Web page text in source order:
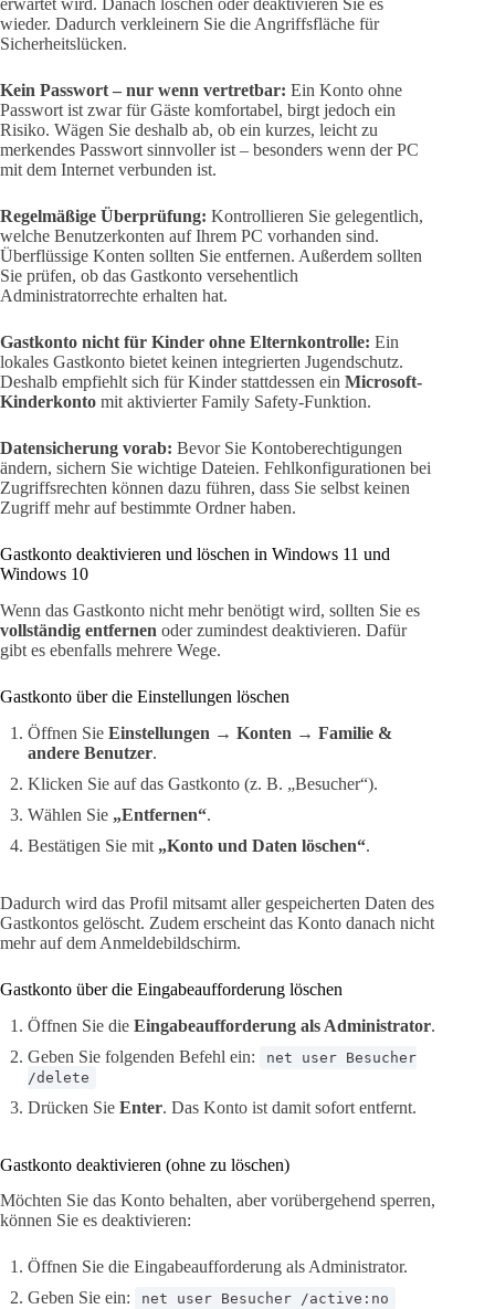
erwartet wird. Danach löschen oder deaktivieren Sie es
wieder. Dadurch verkleinern Sie die Angriffsfläche für
Sicherheitslücken.
Kein Passwort – nur wenn vertretbar: Ein Konto ohne
Passwort ist zwar für Gäste komfortabel, birgt jedoch ein
Risiko. Wägen Sie deshalb ab, ob ein kurzes, leicht zu
merkendes Passwort sinnvoller ist – besonders wenn der PC
mit dem Internet verbunden ist.
Regelmäßige Überprüfung: Kontrollieren Sie gelegentlich,
welche Benutzerkonten auf Ihrem PC vorhanden sind.
Überflüssige Konten sollten Sie entfernen. Außerdem sollten
Sie prüfen, ob das Gastkonto versehentlich
Administratorrechte erhalten hat.
Gastkonto nicht für Kinder ohne Elternkontrolle: Ein
lokales Gastkonto bietet keinen integrierten Jugendschutz.
Deshalb empfiehlt sich für Kinder stattdessen ein Microsoft-
Kinderkonto mit aktivierter Family Safety-Funktion.
Datensicherung vorab: Bevor Sie Kontoberechtigungen
ändern, sichern Sie wichtige Dateien. Fehlkonfigurationen bei
Zugriffsrechten können dazu führen, dass Sie selbst keinen
Zugriff mehr auf bestimmte Ordner haben.
Gastkonto deaktivieren und löschen in Windows 11 und
Windows 10
Wenn das Gastkonto nicht mehr benötigt wird, sollten Sie es
vollständig entfernen oder zumindest deaktivieren. Dafür
gibt es ebenfalls mehrere Wege.
Gastkonto über die Einstellungen löschen
Öffnen Sie Einstellungen → Konten → Familie &
andere Benutzer.
Klicken Sie auf das Gastkonto (z. B. „Besucher“).
Wählen Sie „Entfernen“.
Bestätigen Sie mit „Konto und Daten löschen“.
Dadurch wird das Profil mitsamt aller gespeicherten Daten des
Gastkontos gelöscht. Zudem erscheint das Konto danach nicht
mehr auf dem Anmeldebildschirm.
Gastkonto über die Eingabeaufforderung löschen
Öffnen Sie die Eingabeaufforderung als Administrator.
Geben Sie folgenden Befehl ein:
net user Besucher
/delete
Drücken Sie Enter. Das Konto ist damit sofort entfernt.
Gastkonto deaktivieren (ohne zu löschen)
Möchten Sie das Konto behalten, aber vorübergehend sperren,
können Sie es deaktivieren:
Öffnen Sie die Eingabeaufforderung als Administrator.
Geben Sie ein:
net user Besucher /active:no